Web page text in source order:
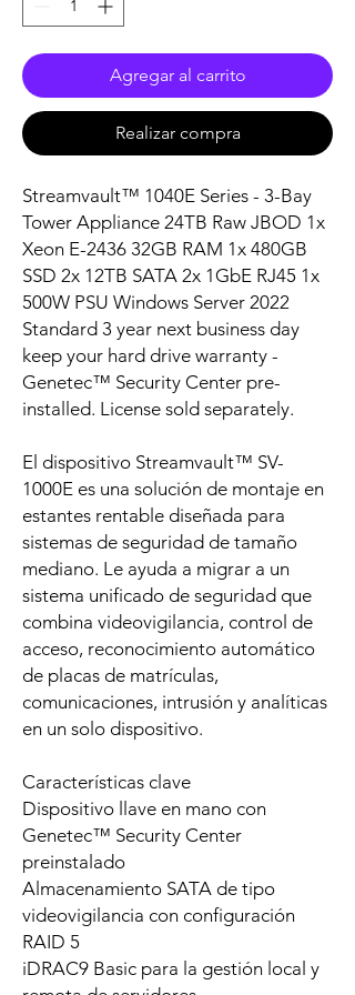
Agregar al carrito
Realizar compra
Streamvault™ 1040E Series - 3-Bay
Tower Appliance 24TB Raw JBOD 1x
Xeon E-2436 32GB RAM 1x 480GB
SSD 2x 12TB SATA 2x 1GbE RJ45 1x
500W PSU Windows Server 2022
Standard 3 year next business day
keep your hard drive warranty -
Genetec™ Security Center pre-
installed. License sold separately.
El dispositivo Streamvault™ SV-
1000E es una solución de montaje en
estantes rentable diseñada para
sistemas de seguridad de tamaño
mediano. Le ayuda a migrar a un
sistema unificado de seguridad que
combina videovigilancia, control de
acceso, reconocimiento automático
de placas de matrículas,
comunicaciones, intrusión y analíticas
en un solo dispositivo.
Características clave
Dispositivo llave en mano con
Genetec™ Security Center
preinstalado
Almacenamiento SATA de tipo
videovigilancia con configuración
RAID 5
iDRAC9 Basic para la gestión local y